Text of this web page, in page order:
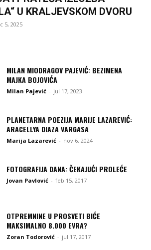
U KRALJEVSKOM DVORU
5, 2025
MILAN MIODRAGOV PAJEVIĆ: BEZIMENA
MAJKA BOJOVIĆA
Milan Pajević - jul 17, 2023
PLANETARNA POEZIJA MARIJE LAZAREVIĆ:
ARACELLYA DIAZA VARGASA
Marija Lazarević - nov 6, 2024
FOTOGRAFIJA DANA: ČEKAJUĆI PROLEĆE
Jovan Pavlović - feb 15, 2017
OTPREMNINE U PROSVETI BIĆE
MAKSIMALNO 8.000 EVRA?
Zoran Todorović - jul 17, 2017